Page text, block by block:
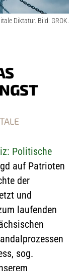
Diktatur. Bild: GROK.
Politische
auf Patrioten
der
und
laufenden
sog.